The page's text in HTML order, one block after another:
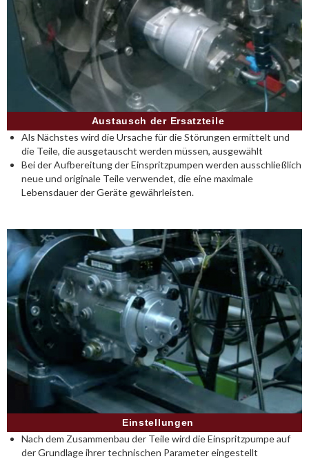
Austausch der Ersatzteile
Als Nächstes wird die Ursache für die Störungen ermittelt und
die Teile, die ausgetauscht werden müssen, ausgewählt
Bei der Aufbereitung der Einspritzpumpen werden ausschließlich
neue und originale Teile verwendet, die eine maximale
Lebensdauer der Geräte gewährleisten.
Einstellungen
Nach dem Zusammenbau der Teile wird die Einspritzpumpe auf
der Grundlage ihrer technischen Parameter eingestellt